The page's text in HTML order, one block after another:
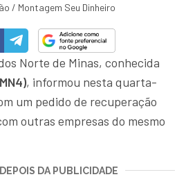
/ Montagem Seu Dinheiro
Norte de Minas, conhecida
, informou nesta quarta-
um pedido de recuperação
outras empresas do mesmo
DA PUBLICIDADE